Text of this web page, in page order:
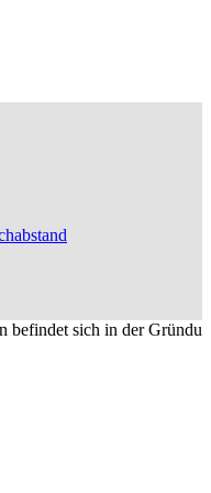
befindet sich in der